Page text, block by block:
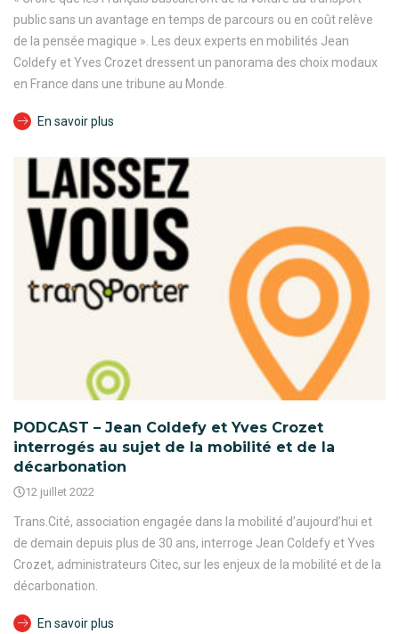
public sans un avantage en temps de parcours ou en coût relève
de la pensée magique ». Les deux experts en mobilités Jean
Coldefy et Yves Crozet dressent un panorama des choix modaux
en France dans une tribune au Monde.
En savoir plus
PODCAST – Jean Coldefy et Yves Crozet
interrogés au sujet de la mobilité et de la
décarbonation
12 juillet 2022
Trans.Cité, association engagée dans la mobilité d’aujourd’hui et
de demain depuis plus de 30 ans, interroge Jean Coldefy et Yves
Crozet, administrateurs Citec, sur les enjeux de la mobilité et de la
décarbonation.
En savoir plus